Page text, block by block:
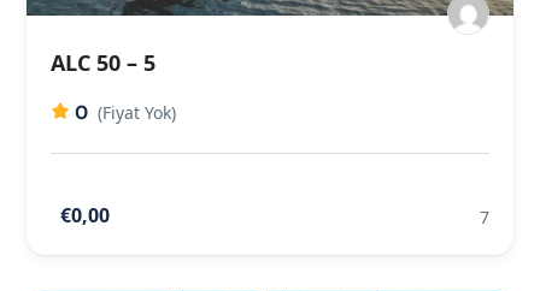
ALC 50 – 5
0 (Fiyat Yok)
€0,00 7